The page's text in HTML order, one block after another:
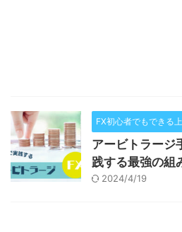
FX初心者でもできる
アービトラージ
践する最強の組
2024/4/19